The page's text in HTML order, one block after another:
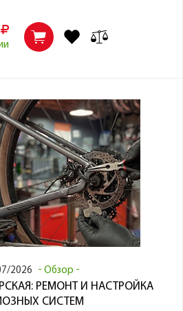
2026 Обзор
РЕМОНТ И НАСТРОЙКА
СИСТЕМ